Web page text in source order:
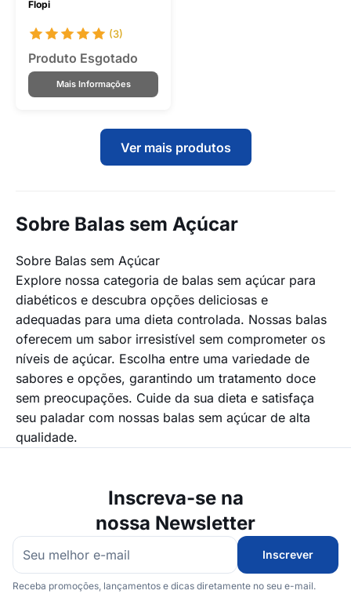
Flopi
(3)
Produto Esgotado
Mais Informações
Ver mais produtos
Sobre Balas sem Açúcar
Sobre Balas sem Açúcar
Explore nossa categoria de balas sem açúcar para
diabéticos e descubra opções deliciosas e
adequadas para uma dieta controlada. Nossas balas
oferecem um sabor irresistível sem comprometer os
níveis de açúcar. Escolha entre uma variedade de
sabores e opções, garantindo um tratamento doce
sem preocupações. Cuide da sua dieta e satisfaça
seu paladar com nossas balas sem açúcar de alta
qualidade.
Inscreva-se na
nossa Newsletter
Inscrever
Receba promoções, lançamentos e dicas diretamente no seu e-mail.